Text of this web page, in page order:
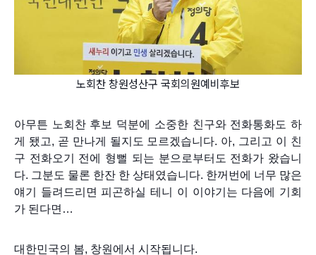
노회찬 창원성산구 국회의원예비후보
아무튼 노회찬 후보 덕분에 소중한 친구와 전화통화도 하
게 됐고, 곧 만나게 될지도 모르겠습니다. 아, 그리고 이 친
구 전화오기 전에 형뻘 되는 분으로부터도 전화가 왔습니
다. 그분도 물론 한잔 한 상태였습니다. 한꺼번에 너무 많은
얘기 들려드리면 피곤하실 테니 이 이야기는 다음에 기회
가 된다면…
대한민국의 봄, 창원에서 시작됩니다.